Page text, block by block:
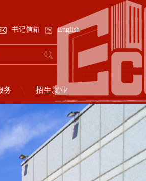
书记信箱 English
务 招生就业